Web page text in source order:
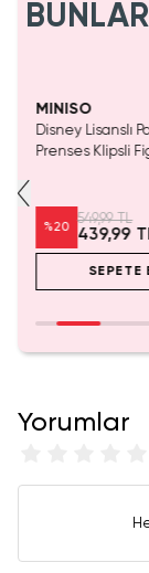
MINISO
Disney Lisanslı
Prenses Klipsli
%20
549,99 TL
439,99
SEPETE
Yorumlar